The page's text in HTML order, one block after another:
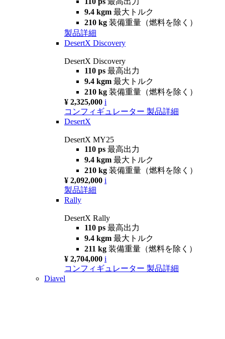
9.4 kgm 最大トルク
210 kg 装備重量（燃料を除く）
製品詳細
DesertX Discovery
DesertX Discovery
110 ps 最高出力
9.4 kgm 最大トルク
210 kg 装備重量（燃料を除く）
¥ 2,325,000 i
コンフィギュレーター 製品詳細
DesertX
DesertX MY25
110 ps 最高出力
9.4 kgm 最大トルク
210 kg 装備重量（燃料を除く）
¥ 2,092,000 i
製品詳細
Rally
DesertX Rally
110 ps 最高出力
9.4 kgm 最大トルク
211 kg 装備重量（燃料を除く）
¥ 2,704,000 i
コンフィギュレーター 製品詳細
Diavel